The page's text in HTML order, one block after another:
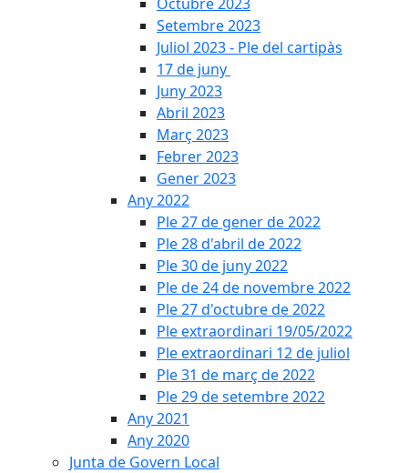
Setembre 2023
Juliol 2023 - Ple del cartipàs
17 de juny
Juny 2023
Abril 2023
Març 2023
Febrer 2023
Gener 2023
Any 2022
Ple 27 de gener de 2022
Ple 28 d'abril de 2022
Ple 30 de juny 2022
Ple de 24 de novembre 2022
Ple 27 d'octubre de 2022
Ple extraordinari 19/05/2022
Ple extraordinari 12 de juliol
Ple 31 de març de 2022
Ple 29 de setembre 2022
Any 2021
Any 2020
Junta de Govern Local